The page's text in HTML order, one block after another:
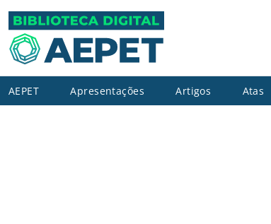
AEPET Apresentações Artigos Atas